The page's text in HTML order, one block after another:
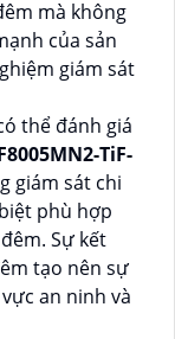
mà không
của sản
giám sát
thể đánh giá
TiF-
giám sát chi
phù hợp
Sự kết
tạo nên sự
an ninh và